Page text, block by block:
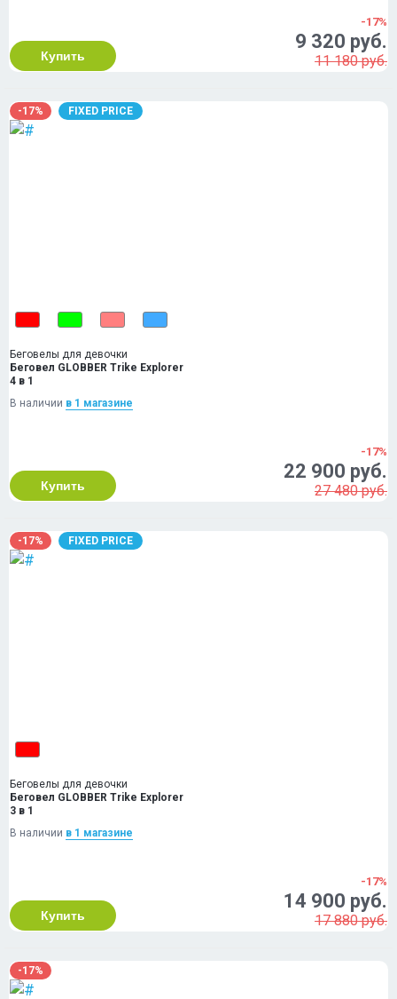
Купить
-17%
9 320 руб.
11 180 руб.
-17% FIXED PRICE
Беговелы для девочки
Беговел GLOBBER Trike Explorer
4 в 1
В наличии в 1 магазинe
Купить
-17%
22 900 руб.
27 480 руб.
-17% FIXED PRICE
Беговелы для девочки
Беговел GLOBBER Trike Explorer
3 в 1
В наличии в 1 магазинe
Купить
-17%
14 900 руб.
17 880 руб.
-17%